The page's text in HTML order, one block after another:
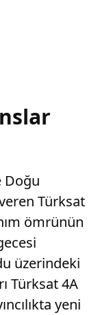
Doğu
Türksat
ömrünün
üzerindeki
Türksat 4A
yeni